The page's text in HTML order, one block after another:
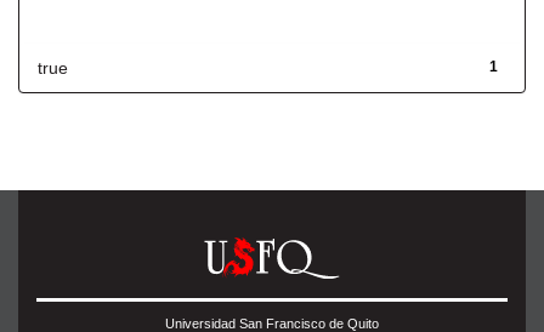
1
true
Universidad San Francisco de Quito